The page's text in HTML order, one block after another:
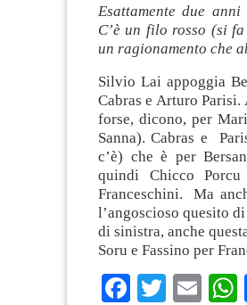
Esattamente due anni
C’è un filo rosso (si
un ragionamento che
Silvio Lai appoggia
Cabras e Arturo Parisi.
forse, dicono, per
Sanna). Cabras e
c’è) che è per
quindi Chicco
Franceschini. Ma
l’angoscioso quesito
di sinistra, anche
Soru e Fassino per
Facebook
Twitter